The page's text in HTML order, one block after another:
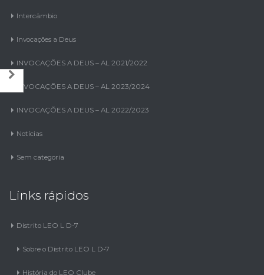
Invocações a Deus
INVOCAÇÕES A DEUS – AL 2021/2022
INVOCAÇÕES A DEUS – AL 2023/2024
INVOCAÇÕES A DEUS – AL 2022/2023
Notícias
Sem categoria
Distrito LEO L D-7
Sobre o Distrito LEO L D-7
História do LEO Clube
História do Distrito LEO L D-7